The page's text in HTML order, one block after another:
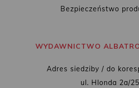
Bezpieczeństwo
WYDAWNICTWO
Adres siedziby / do
ul. Hlonda 2a/25